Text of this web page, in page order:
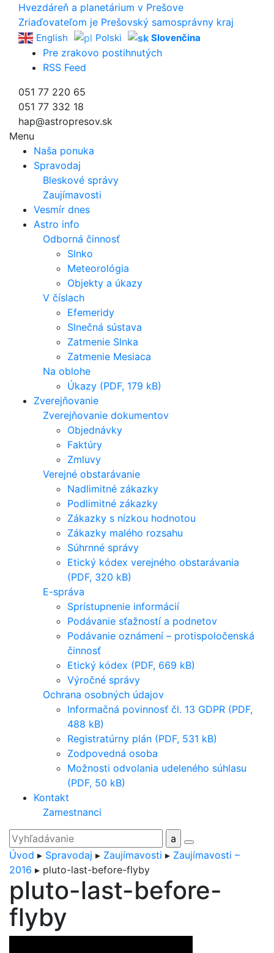
Hvezdáreň a planetárium v Prešove
Zriaďovateľom je Prešovský samosprávny kraj
English Polski Slovenčina
Pre zrakovo postihnutých
RSS Feed
051 77 220 65
051 77 332 18
hap@astropresov.sk
Menu
Naša ponuka
Spravodaj
Bleskové správy
Zaujímavosti
Vesmír dnes
Astro info
Odborná činnosť
Slnko
Meteorológia
Objekty a úkazy
V číslach
Efemeridy
Slnečná sústava
Zatmenie Slnka
Zatmenie Mesiaca
Na oblohe
Úkazy (PDF, 179 kB)
Zverejňovanie
Zverejňovanie dokumentov
Objednávky
Faktúry
Zmluvy
Verejné obstarávanie
Nadlimitné zákazky
Podlimitné zákazky
Zákazky s nízkou hodnotou
Zákazky malého rozsahu
Súhrnné správy
Etický kódex verejného obstarávania
(PDF, 320 kB)
E-správa
Sprístupnenie informácií
Podávanie sťažností a podnetov
Podávanie oznámení – protispoločenská
činnosť
Etický kódex (PDF, 669 kB)
Výročné správy
Ochrana osobných údajov
Informačná povinnosť čl. 13 GDPR (PDF,
488 kB)
Registratúrny plán (PDF, 531 kB)
Zodpovedná osoba
Možnosti odvolania udeleného súhlasu
(PDF, 50 kB)
Kontakt
Zamestnanci
Úvod ▸ Spravodaj ▸ Zaujímavosti ▸ Zaujímavosti –
2016 ▸ pluto-last-before-flyby
pluto-last-before-
flyby